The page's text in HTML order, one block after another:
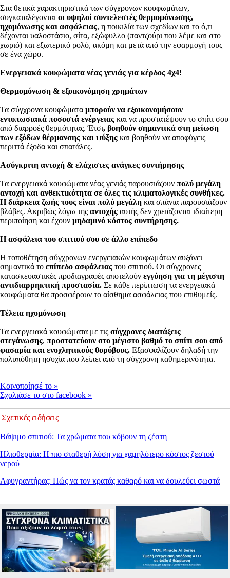
Στα θετικά χαρακτηριστικά των σύγχρονων κουφωμάτων,
συγκαταλέγονταιοι υψηλοί συντελεστές θερμομόνωσης,
ηχομόνωσης και ασφάλειας, η ποικιλία των σχεδίων και το ό,τι
δέχονται υαλοστάσιο, σίτα, εξώφυλλο (παντζούρι που λέμε και στο
χωριό) και εξωτερικό ρολό, ακόμη και μετά από την εφαρμογή τους
σε ένα χώρο.
Ενεργειακά κουφώματα νέας γενιάς για κέρδος 4χ4!
Θερμομόνωση & εξοικονόμηση χρημάτων
Τα σύγχρονα κουφώματα μπορούν να εξοικονομήσουν
εντυπωσιακά ποσοστά ενέργειας και να προστατέψουν το σπίτι σου
από διαρροές θερμότητας. Έτσι, βοηθούν σημαντικά στη μείωση
των εξόδων θέρμανσης και ψύξης και βοηθούν να αποφύγεις
περιττά έξοδα και σπατάλες.
Ασύγκριτη αντοχή & ελάχιστες ανάγκες συντήρησης
Τα ενεργειακά κουφώματα νέας γενιάς παρουσιάζουν πολύ μεγάλη
αντοχή και ανθεκτικότητα σε όλες τις κλιματολογικές συνθήκες.
Η διάρκεια ζωής τους είναι πολύ μεγάλη και σπάνια παρουσιάζουν
βλάβες. Ακριβώς λόγω της αντοχής αυτής δεν χρειάζονται ιδιαίτερη
περιποίηση και έχουν μηδαμινό κόστος συντήρησης.
Η ασφάλεια του σπιτιού σου σε άλλο επίπεδο
Η τοποθέτηση σύγχρονων ενεργειακών κουφωμάτων αυξάνει
σημαντικά το επίπεδο ασφάλειας του σπιτιού. Οι σύγχρονες
κατασκευαστικές προδιαγραφές αποτελούν εγγύηση για τη μέγιστη
αντιδιαρρηκτική προστασία. Σε κάθε περίπτωση τα ενεργειακά
κουφώματα θα προσφέρουν το αίσθημα ασφάλειας που επιθυμείς.
Τέλεια ηχομόνωση
Τα ενεργειακά κουφώματα με τις σύγχρονες διατάξεις
στεγάνωσης, προστατεύουν στο μέγιστο βαθμό το σπίτι σου από
φασαρία και ενοχλητικούς θορύβους. Εξασφαλίζουν δηλαδή την
πολυπόθητη ησυχία που λείπει από τη σύγχρονη καθημερινότητα.
Kοινοποίησέ το »
Σχολιάσε το στο facebook »
Σχετικές ειδήσεις
Βάψιμο σπιτιού: Τα χρώματα που κόβουν τη ζέστη
Ηλιοθερμία: Η πιο σταθερή λύση για χαμηλότερο κόστος ζεστού
νερού
Αφυγραντήρας: Πώς να τον κρατάς καθαρό και να δουλεύει σωστά